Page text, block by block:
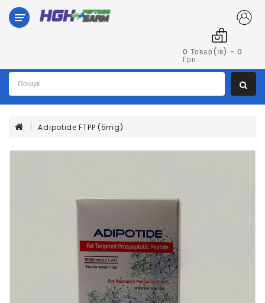
Категорії
Пептиди
0 Товар(ів) - 0
Грн.
Adipotide FTPP (5mg)